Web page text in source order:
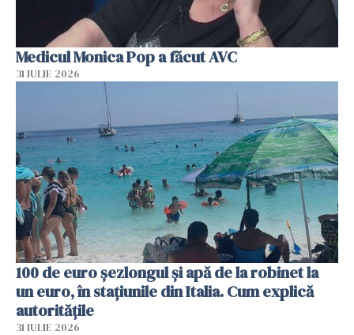
Medicul Monica Pop a făcut AVC
31 IULIE 2026
100 de euro șezlongul și apă de la robinet la
un euro, în stațiunile din Italia. Cum explică
autoritățile
31 IULIE 2026